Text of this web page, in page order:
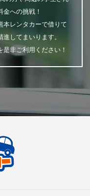
への挑戦！
本レンタカーで借りて
してまいります。
非ご利用ください！